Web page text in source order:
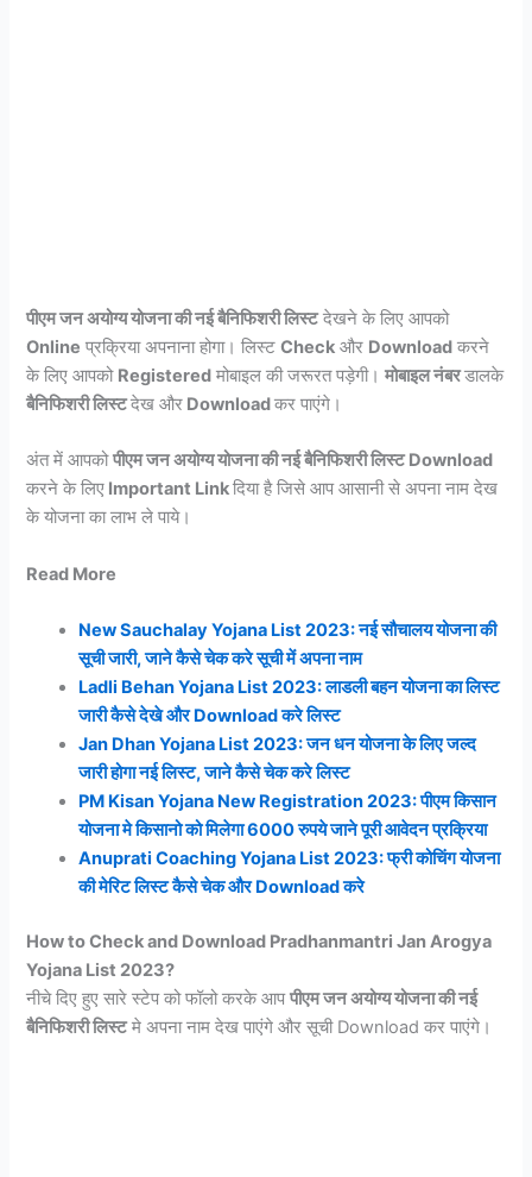
पीएम जन अयोग्य योजना की नई बैनिफिशरी लिस्टदेखने के लिए आपको
Online प्रक्रिया अपनाना होगा। लिस्टCheck और Download करने
के लिए आपको Registered मोबाइल की जरूरत पड़ेगी।मोबाइल नंबरडालके
बैनिफिशरी लिस्टदेख और Downloadकर पाएंगे।
अंत में आपकोपीएम जन अयोग्य योजना की नई बैनिफिशरी लिस्ट Download
करने के लिए Important Linkदिया है जिसे आप आसानी से अपना नाम देख
के योजना का लाभ ले पाये।
Read More
New Sauchalay Yojana List 2023: नई सौचालय योजना की
सूची जारी, जाने कैसे चेक करे सूची में अपना नाम
Ladli Behan Yojana List 2023: लाडली बहन योजना का लिस्ट
जारी कैसे देखे और Download करे लिस्ट
Jan Dhan Yojana List 2023: जन धन योजना के लिए जल्द
जारी होगा नई लिस्ट, जाने कैसे चेक करे लिस्ट
PM Kisan Yojana New Registration 2023: पीएम किसान
योजना मे किसानो को मिलेगा 6000 रुपये जाने पूरी आवेदन प्रक्रिया
Anuprati Coaching Yojana List 2023: फ्री कोचिंग योजना
की मेरिट लिस्ट कैसे चेक और Download करे
How to Check and Download Pradhanmantri Jan Arogya
Yojana List 2023?
नीचे दिए हुए सारे स्टेप को फॉलो करके आपपीएम जन अयोग्य योजना की नई
बैनिफिशरी लिस्टमे अपना नाम देख पाएंगे और सूची Download कर पाएंगे।